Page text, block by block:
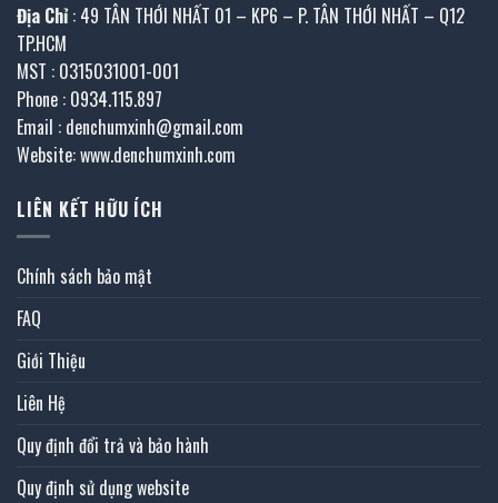
Địa Chỉ : 49 TÂN THỚI NHẤT 01 – KP6 – P. TÂN THỚI NHẤT – Q12
TP.HCM
MST : 0315031001-001
Phone : 0934.115.897
Email : denchumxinh@gmail.com
Website: www.denchumxinh.com
LIÊN KẾT HỮU ÍCH
Chính sách bảo mật
FAQ
Giới Thiệu
Liên Hệ
Quy định đổi trả và bảo hành
Quy định sử dụng website